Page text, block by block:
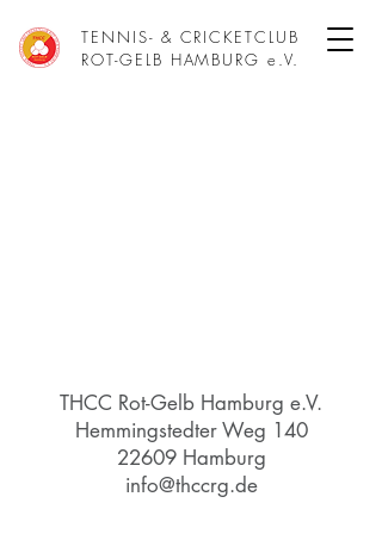
TENNIS- & CRICKETCLUB
ROT-GELB HAMBURG e.V.
THCC Rot-Gelb Hamburg e.V.
Hemmingstedter Weg 140
22609 Hamburg
info@thccrg.de